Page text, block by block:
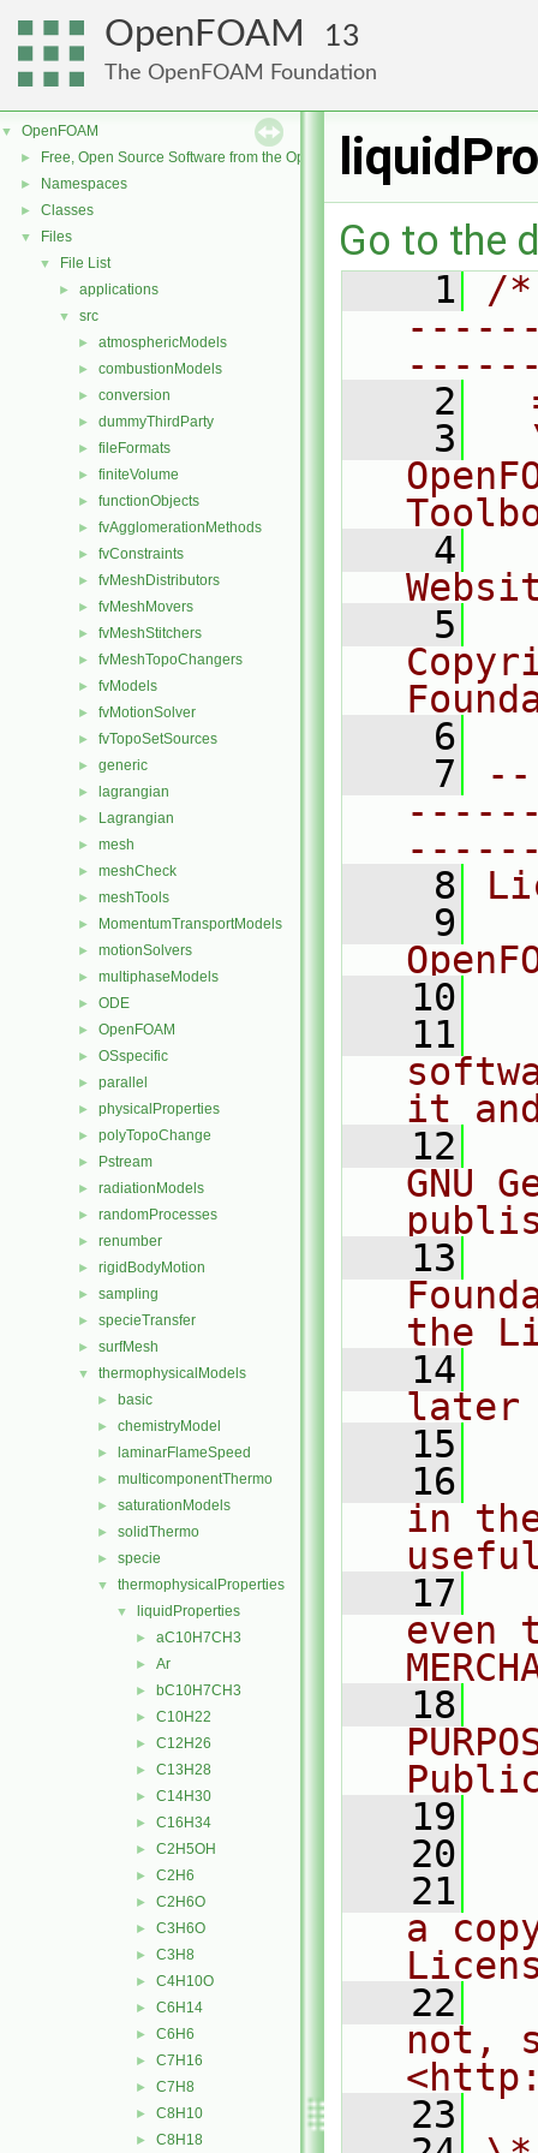
OpenFOAM 13
The OpenFOAM Foundation
▼ OpenFOAM
► Free, Open Source Software from the OpenFOAM Foundation
► Namespaces
► Classes
▼ Files
▼ File List
► applications
▼ src
► atmosphericModels
► combustionModels
► conversion
► dummyThirdParty
► fileFormats
► finiteVolume
► functionObjects
► fvAgglomerationMethods
► fvConstraints
► fvMeshDistributors
► fvMeshMovers
► fvMeshStitchers
► fvMeshTopoChangers
► fvModels
► fvMotionSolver
► fvTopoSetSources
► generic
► lagrangian
► Lagrangian
► mesh
► meshCheck
► meshTools
► MomentumTransportModels
► motionSolvers
► multiphaseModels
► ODE
► OpenFOAM
► OSspecific
► parallel
► physicalProperties
► polyTopoChange
► Pstream
► radiationModels
► randomProcesses
► renumber
► rigidBodyMotion
► sampling
► specieTransfer
► surfMesh
▼ thermophysicalModels
► basic
► chemistryModel
► laminarFlameSpeed
► multicomponentThermo
► saturationModels
► solidThermo
► specie
▼ thermophysicalProperties
▼ liquidProperties
► aC10H7CH3
► Ar
► bC10H7CH3
► C10H22
► C12H26
► C13H28
► C14H30
► C16H34
► C2H5OH
► C2H6
► C2H6O
► C3H6O
► C3H8
► C4H10O
► C6H14
► C6H6
► C7H16
► C7H8
► C8H10
► C8H18
Go to the
    1
/
    2
    3
    4
    5
    6
    7
    8
    9
   10
   11
it
   12
GNU
   13
the
   14
later
   15
   16
in
   17
even
   18
   19
   20
   21
a
   22
not,
   23